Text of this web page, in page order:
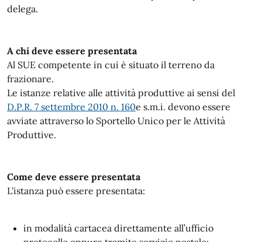
delega.
A chi deve essere presentata
Al SUE competente in cui è situato il terreno da
frazionare.
Le istanze relative alle attività produttive ai sensi del
D.P.R. 7 settembre 2010 n. 160e s.m.i. devono essere
avviate attraverso lo Sportello Unico per le Attività
Produttive.
Come deve essere presentata
L'istanza può essere presentata:
in modalità cartacea direttamente all’ufficio